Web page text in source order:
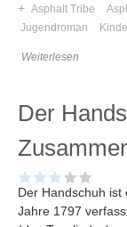
+ Asphalt Tribe
Jugendroman
Weiterlesen
Der
Der Handschuh ist
Jahre 1797